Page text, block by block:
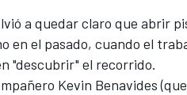
a quedar claro que abrir
en el pasado, cuando el
"descubrir" el recorrido.
Kevin Benavides